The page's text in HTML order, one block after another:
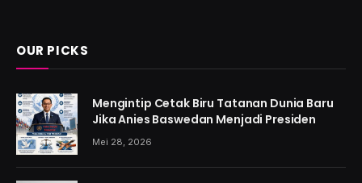
OUR PICKS
Mengintip Cetak Biru Tatanan Dunia Baru
Jika Anies Baswedan Menjadi Presiden
Mei 28, 2026